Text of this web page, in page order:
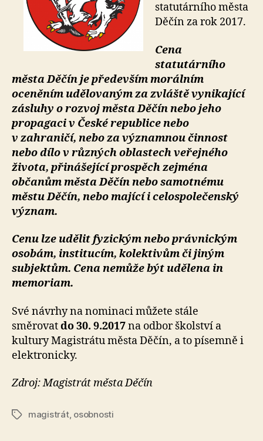
statutárního města
Děčín za rok 2017.
Cena
statutárního
města Děčín je především morálním
oceněním udělovaným za zvláště vynikající
zásluhy o rozvoj města Děčín nebo jeho
propagaci v České republice nebo
v zahraničí, nebo za významnou činnost
nebo dílo v různých oblastech veřejného
života, přinášející prospěch zejména
občanům města Děčín nebo samotnému
městu Děčín, nebo mající i celospolečenský
význam.
Cenu lze udělit fyzickým nebo právnickým
osobám, institucím, kolektivům či jiným
subjektům. Cena nemůže být udělena in
memoriam.
Své návrhy na nominaci můžete stále
směrovatdo 30. 9.2017na odbor školství a
kultury Magistrátu města Děčín, a to písemně i
elektronicky.
Zdroj: Magistrát města Děčín
Štítkymagistrát, osobnosti